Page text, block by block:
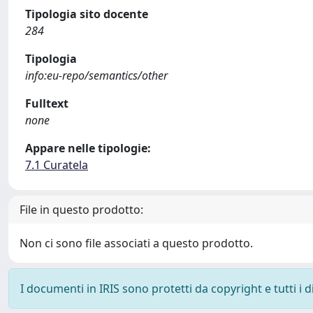
Tipologia sito docente
284
Tipologia
info:eu-repo/semantics/other
Fulltext
none
Appare nelle tipologie:
7.1 Curatela
File in questo prodotto:
Non ci sono file associati a questo prodotto.
I documenti in IRIS sono protetti da copyright e tutti i